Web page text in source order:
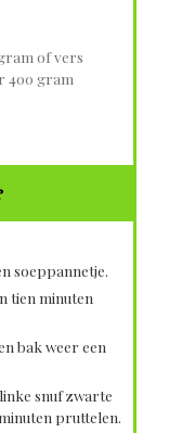
of vers
400 gram
soeppannetje.
tien minuten
bak weer een
snuf zwarte
pruttelen.